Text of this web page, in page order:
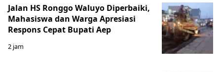
Jalan HS Ronggo Waluyo Diperbaiki,
Mahasiswa dan Warga Apresiasi
Respons Cepat Bupati Aep
2 jam